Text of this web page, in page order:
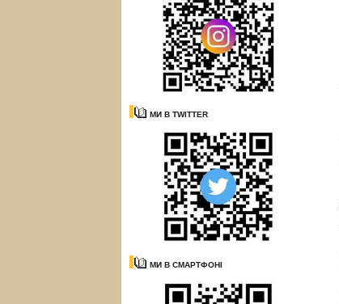
МИ В TWITTER
МИ В СМАРТФОНІ